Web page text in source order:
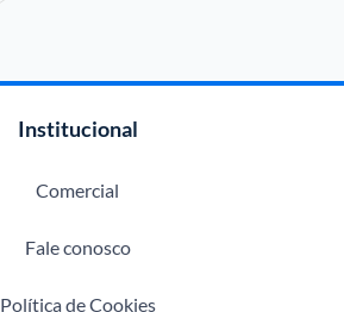
Institucional
Comercial
Fale conosco
Política de Cookies